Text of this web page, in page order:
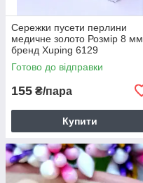
Сережки пусети перлини
медичне золото Розмір 8 мм
бренд Xuping 6129
Готово до відправки
155 ₴/пара
Купити